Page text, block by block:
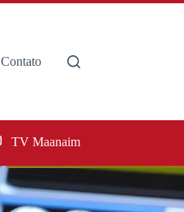
Contato
TV Maanaim